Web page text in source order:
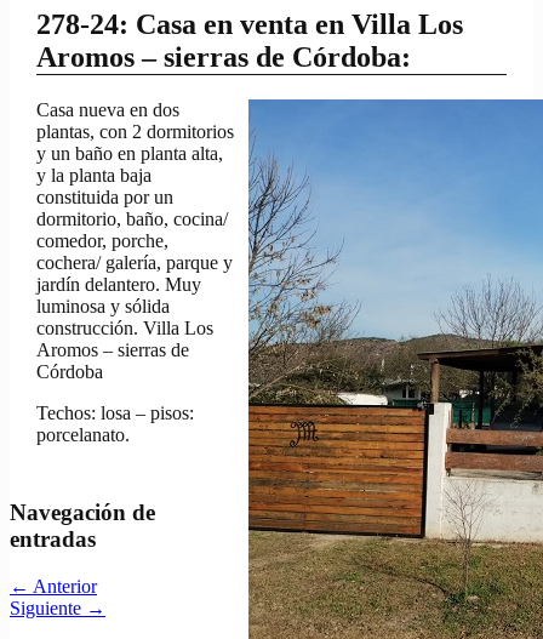
278-24: Casa en venta en Villa Los
Aromos – sierras de Córdoba:
Casa nueva en dos
plantas, con 2 dormitorios
y un baño en planta alta,
y la planta baja
constituida por un
dormitorio, baño, cocina/
comedor, porche,
cochera/ galería, parque y
jardín delantero. Muy
luminosa y sólida
construcción. Villa Los
Aromos – sierras de
Córdoba
Techos: losa – pisos:
porcelanato.
Navegación de
entradas
← Anterior
Siguiente →